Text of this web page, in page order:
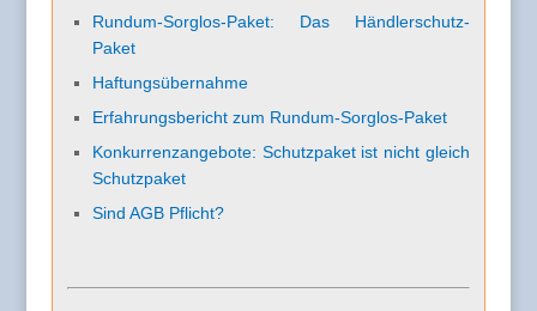
Rundum-Sorglos-Paket: Das Händlerschutz-
Paket
Haftungsübernahme
Erfahrungsbericht zum Rundum-Sorglos-Paket
Konkurrenzangebote: Schutzpaket ist nicht gleich
Schutzpaket
Sind AGB Pflicht?